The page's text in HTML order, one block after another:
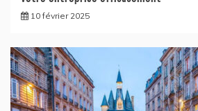
10 février 2025